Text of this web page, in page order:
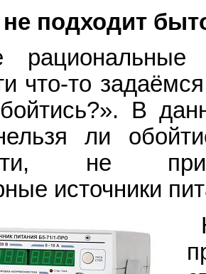
подходит
что-то
В
ли
не
источники